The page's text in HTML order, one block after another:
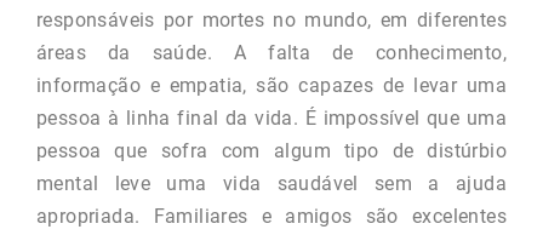
responsáveis por mortes no mundo, em diferentes
áreas da saúde. A falta de conhecimento,
informação e empatia, são capazes de levar uma
pessoa à linha final da vida. É impossível que uma
pessoa que sofra com algum tipo de distúrbio
mental leve uma vida saudável sem a ajuda
apropriada. Familiares e amigos são excelentes